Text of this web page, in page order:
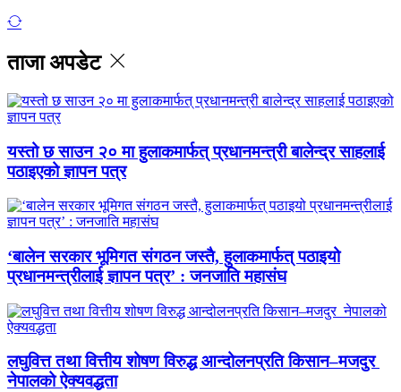
ताजा अपडेट
यस्तो छ साउन २० मा हुलाकमार्फत् प्रधानमन्त्री बालेन्द्र साहलाई
पठाइएको ज्ञापन पत्र
‘बालेन सरकार भूमिगत संगठन जस्तै, हुलाकमार्फत् पठाइयो
प्रधानमन्त्रीलाई ज्ञापन पत्र’ : जनजाति महासंघ
लघुवित्त तथा वित्तीय शोषण विरुद्ध आन्दोलनप्रति किसान–मजदुर
नेपालको ऐक्यवद्धता